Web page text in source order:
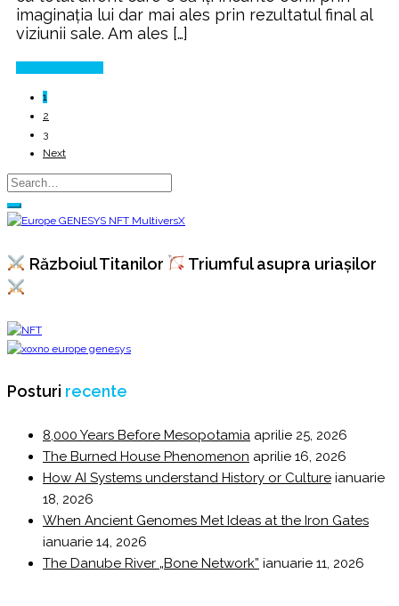
imaginația lui dar mai ales prin rezultatul final al
viziunii sale. Am ales […]
1
2
3
Next
Războiul Titanilor Triumful asupra uriașilor
Posturi recente
8,000 Years Before Mesopotamia aprilie 25, 2026
The Burned House Phenomenon aprilie 16, 2026
How AI Systems understand History or Culture ianuarie
18, 2026
When Ancient Genomes Met Ideas at the Iron Gates
ianuarie 14, 2026
The Danube River „Bone Network” ianuarie 11, 2026